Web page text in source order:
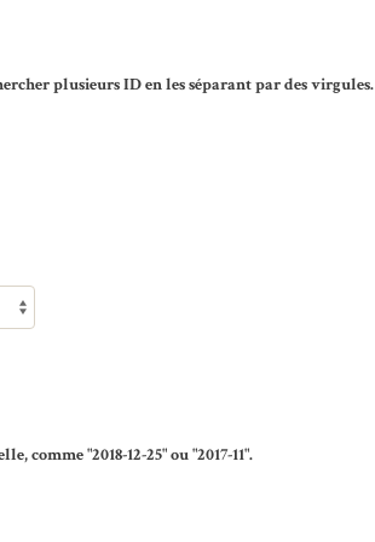
plusieurs ID en les séparant par des virgules.
comme "2018-12-25" ou "2017-11".